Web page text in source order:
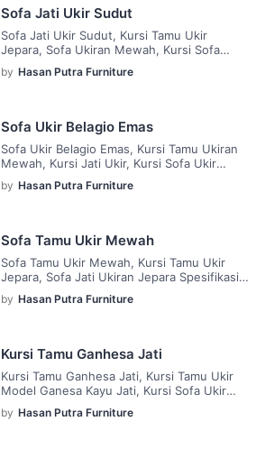
produk ini sangat detail dan rapi serta
kontruksi yang sangat kuat. Jika anda
sedang […]
Sofa Jati Ukir Sudut
Sofa Jati Ukir Sudut, Kursi Tamu Ukir
Jepara, Sofa Ukiran Mewah, Kursi Sofa
Bahan Baku : Kayu Jati Finishing : Natural
Ukir Kami Juga Menerima Custom Desain,
Ukuran, Warna Dan Bahan […]
by Hasan Putra Furniture
Sofa Ukir Belagio Emas
Sofa Ukir Belagio Emas, Kursi Tamu Ukiran
Mewah, Kursi Jati Ukir, Kursi Sofa Ukir
Bahan Baku : Kayu Jati Finishing : Duco Gold
Tamu Ukir Kami Juga Menerima Custom
Desain, Ukuran, Warna […]
by Hasan Putra Furniture
Sofa Tamu Ukir Mewah
Sofa Tamu Ukir Mewah, Kursi Tamu Ukir
Jepara, Sofa Jati Ukiran Jepara Spesifikasi
Jati Finishing : Duco Gold Kombinasi Silver
Juga Menerima Custom Desain, Ukuran,
Warna Dan Bahan Kayu Sesuai […]
by Hasan Putra Furniture
Kursi Tamu Ganhesa Jati
Kursi Tamu Ganhesa Jati, Kursi Tamu Ukir
Model Ganesa Kayu Jati, Kursi Sofa Ukir
Ganhesa Jati : Bahan Baku : Kayu Jati
by Hasan Putra Furniture